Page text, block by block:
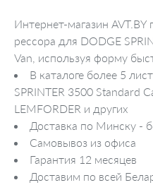
Интернет-магазин AVT.BY
рессора для DODGE
Van, используя форму
В каталоге более 5
SPRINTER 3500 Standard
LEMFORDER и других
Доставка по Минску -
Самовывоз из офиса
Гарантия 12 месяцев
Доставим по всей